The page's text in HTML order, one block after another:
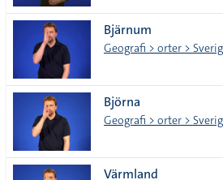
Bjärnum
Geografi > orter >
Björna
Geografi > orter >
Värmland